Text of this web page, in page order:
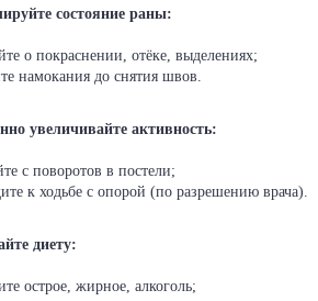
состояние раны:
о покраснении, отёке, выделениях;
намокания до снятия швов.
увеличивайте активность:
с поворотов в постели;
к ходьбе с опорой (по разрешению врача).
диету:
острое, жирное, алкоголь;